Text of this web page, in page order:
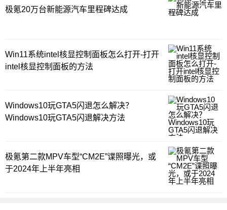
极氪20万台新能源汽车里程碑达成
Win11系统intel核显控制面板怎么打开-打开
intel核显控制面板的方法
Windows10玩GTA5闪退怎么解决？
Windows10玩GTA5闪退解决方法
极氪第二款MPV车型“CM2E”谍照曝光，或
于2024年上半年亮相